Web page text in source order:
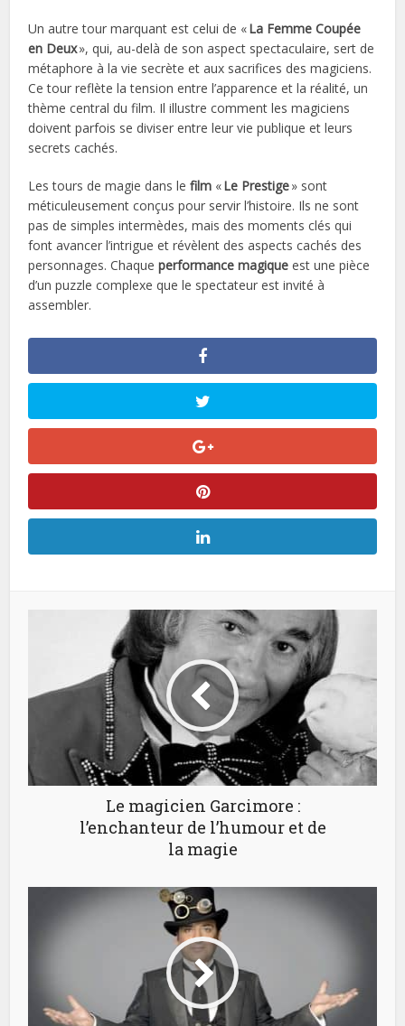
Un autre tour marquant est celui de «La Femme Coupée
en Deux», qui, au-delà de son aspect spectaculaire, sert de
métaphore à la vie secrète et aux sacrifices des magiciens.
Ce tour reflète la tension entre l’apparence et la réalité, un
thème central du film. Il illustre comment les magiciens
doivent parfois se diviser entre leur vie publique et leurs
secrets cachés.
Les tours de magie dans lefilm «Le Prestige» sont
méticuleusement conçus pour servir l’histoire. Ils ne sont
pas de simples intermèdes, mais des moments clés qui
font avancer l’intrigue et révèlent des aspects cachés des
personnages. Chaqueperformance magique est une pièce
d’un puzzle complexe que le spectateur est invité à
assembler.
Le magicien Garcimore :
l’enchanteur de l’humour et de
la magie